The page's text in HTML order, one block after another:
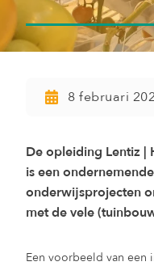
8 februari
De opleiding Lentiz |
is een
onderwijsprojecten
met de vele
Een voorbeeld van een